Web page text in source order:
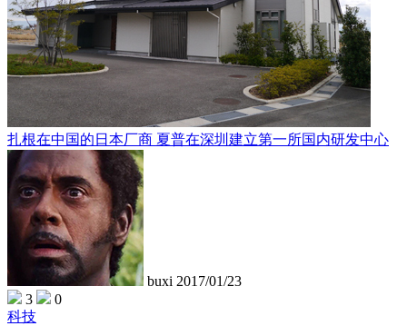
扎根在中国的日本厂商 夏普在深圳建立第一所国内研发中心
buxi 2017/01/23
3
0
科技